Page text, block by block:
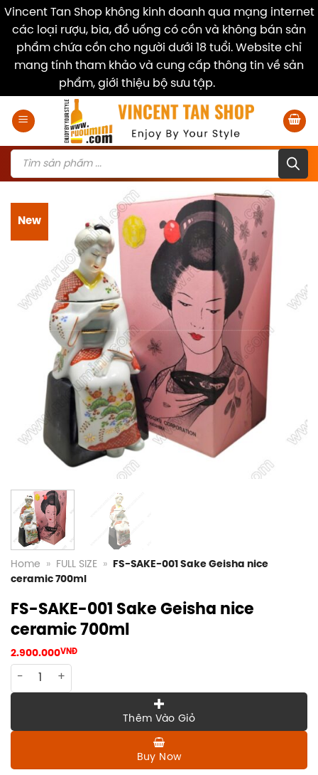
Vincent Tan Shop không kinh doanh qua mạng internet
các loại rượu, bia, đồ uống có cồn và không bán sản
phẩm chứa cồn cho người dưới 18 tuổi. Website chỉ
mang tính tham khảo và cung cấp thông tin về sản
phẩm, giới thiệu bộ sưu tập.
Products
search
New
Home » FULL SIZE »
FS-SAKE-001 Sake Geisha nice
ceramic 700ml
FS-SAKE-001 Sake Geisha nice
ceramic 700ml
2.900.000VNĐ
FS-SAKE-001 Sake Geisha nice ceramic 700ml quantity
Thêm Vào Giỏ
Buy Now